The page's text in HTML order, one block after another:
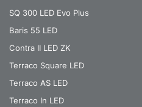
SQ 300 LED Evo Plus
Baris 55 LED
Contra II LED ZK
Terraco Square LED
Terraco AS LED
Terraco In LED